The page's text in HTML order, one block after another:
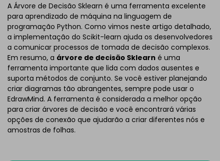
A Árvore de Decisão Sklearn é uma ferramenta excelente
para aprendizado de máquina na linguagem de
programação Python. Como vimos neste artigo detalhado,
a implementação do Scikit-learn ajuda os desenvolvedores
a comunicar processos de tomada de decisão complexos.
Em resumo, a árvore de decisão Sklearn é uma
ferramenta importante que lida com dados ausentes e
suporta métodos de conjunto. Se você estiver planejando
criar diagramas tão abrangentes, sempre pode usar o
EdrawMind. A ferramenta é considerada a melhor opção
para criar árvores de decisão e você encontrará várias
opções de conexão que ajudarão a criar diferentes nós e
amostras de folhas.